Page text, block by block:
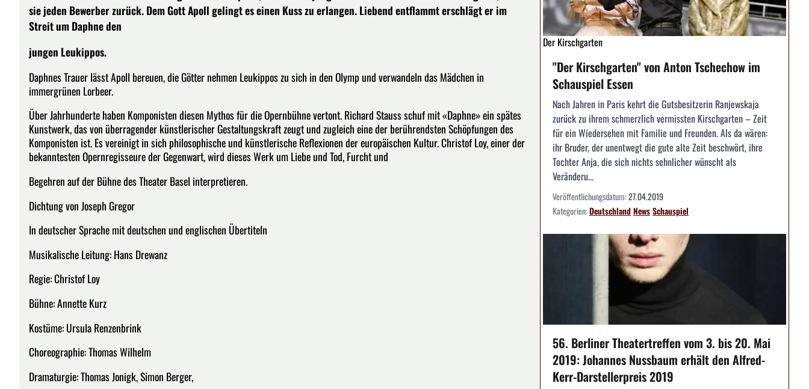
sie jeden Bewerber zurück. Dem Gott Apoll gelingt es einen Kuss zu erlangen. Liebend entflammt erschlägt er im
Streit um Daphne den
jungen Leukippos.
Daphnes Trauer lässt Apoll bereuen, die Götter nehmen Leukippos zu sich in den Olymp und verwandeln das Mädchen in
immergrünen Lorbeer.
Über Jahrhunderte haben Komponisten diesen Mythos für die Opernbühne vertont. Richard Stauss schuf mit «Daphne» ein spätes
Kunstwerk, das von überragender künstlerischer Gestaltungskraft zeugt und zugleich eine der berührendsten Schöpfungen des
Komponisten ist. Es vereinigt in sich philosophische und künstlerische Reflexionen der europäischen Kultur. Christof Loy, einer der
bekanntesten Opernregisseure der Gegenwart, wird dieses Werk um Liebe und Tod, Furcht und
Begehren auf der Bühne des Theater Basel interpretieren.
Dichtung von Joseph Gregor
In deutscher Sprache mit deutschen und englischen Übertiteln
Musikalische Leitung: Hans Drewanz
Regie: Christof Loy
Bühne: Annette Kurz
Kostüme: Ursula Renzenbrink
Choreographie: Thomas Wilhelm
Dramaturgie: Thomas Jonigk, Simon Berger,
Der Kirschgarten
"Der Kirschgarten" von Anton Tschechow im
Schauspiel Essen
Nach Jahren in Paris kehrt die Gutsbesitzerin Ranjewskaja
zurück zu ihrem schmerzlich vermissten Kirschgarten – Zeit
für ein Wiedersehen mit Familie und Freunden. Als da wären:
ihr Bruder, der unentwegt die gute alte Zeit beschwört, ihre
Tochter Anja, die sich nichts sehnlicher wünscht als
Veränderu...
Veröffentlichungsdatum:27.04.2019
Kategorien:DeutschlandNewsSchauspiel
56. Berliner Theatertreffen vom 3. bis 20. Mai
2019: Johannes Nussbaum erhält den Alfred-
Kerr-Darstellerpreis 2019